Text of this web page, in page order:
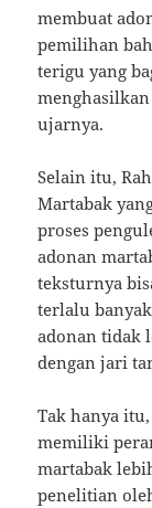
membuat
pemilihan
terigu yang
ujarnya.
Selain itu,
Martabak
proses
adonan
teksturnya
terlalu
adonan tidak
dengan jari
Tak hanya
memiliki
martabak
penelitian